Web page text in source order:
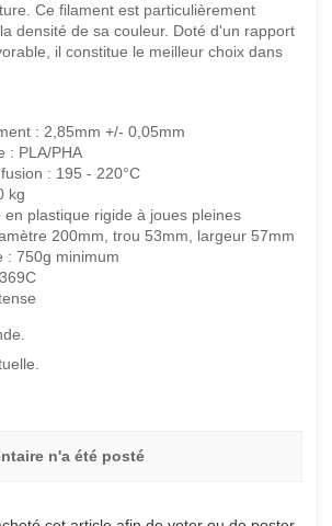
Ce filament est particulièrement
densité de sa couleur. Doté d'un rapport
il constitue le meilleur choix dans
: 2,85mm +/- 0,05mm
: PLA/PHA
: 195 - 220°C
kg
en plastique rigide à joues pleines
200mm, trou 53mm, largeur 57mm
: 750g minimum
n'a été posté